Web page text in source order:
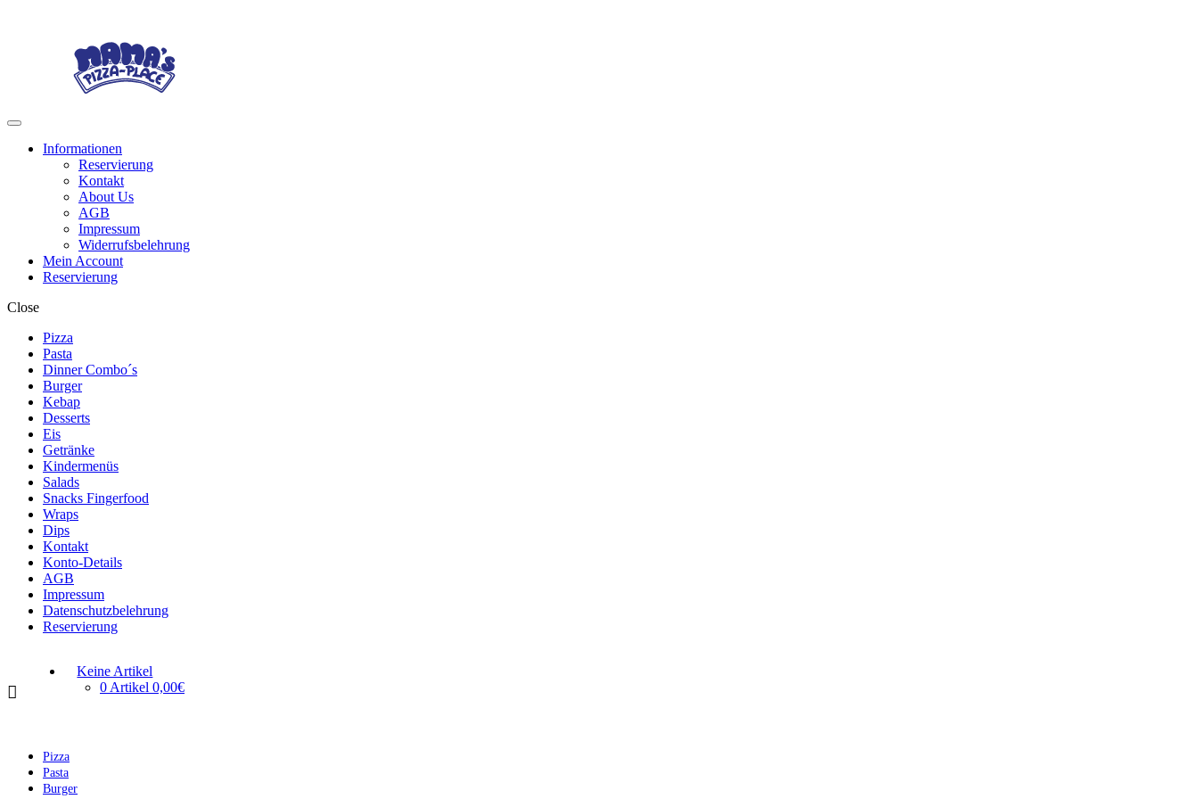
Menu
Informationen
Reservierung
Kontakt
About Us
AGB
Impressum
Widerrufsbelehrung
Mein Account
Reservierung
Close
Pizza
Pasta
Dinner Combo´s
Burger
Kebap
Desserts
Eis
Getränke
Kindermenüs
Salads
Snacks Fingerfood
Wraps
Dips
Kontakt
Konto-Details
AGB
Impressum
Datenschutzbelehrung
Reservierung
Keine Artikel
0 Artikel 0,00€
Pizza
Pasta
Burger